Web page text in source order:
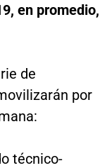
en promedio,
de
por
técnico-